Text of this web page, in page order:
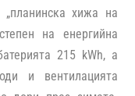
хижа на
на енергийна
215 kWh, а
и вентилацията